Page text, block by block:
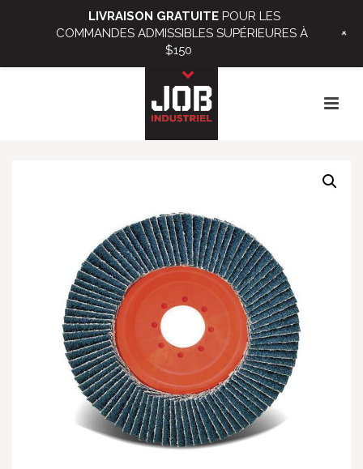
LIVRAISON GRATUITE POUR LES
COMMANDES ADMISSIBLES SUPÉRIEURES À
$150
+